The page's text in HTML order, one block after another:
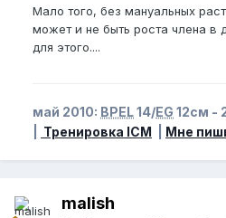
Мало того, без мануальных
может и не быть роста члена в
для этого....
май 2010: BPEL14/EG 12см -
Тренировка ICM Мне
malish